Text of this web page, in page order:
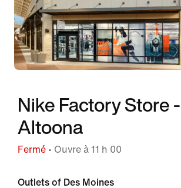
Nike Factory Store -
Altoona
Fermé • Ouvre à 11 h 00
Outlets of Des Moines